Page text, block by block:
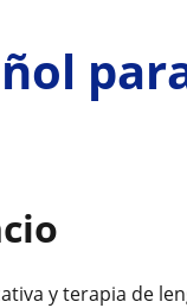
y terapia de